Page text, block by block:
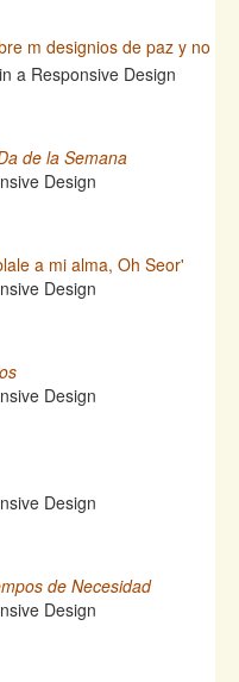
m designios de paz y no
de la Semana
a mi alma, Oh Seor'
de Necesidad